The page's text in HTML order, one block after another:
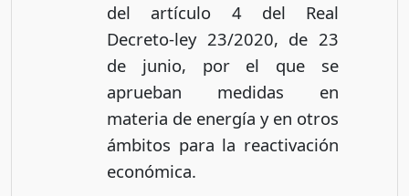
del artículo 4 del Real
Decreto-ley 23/2020, de 23
de junio, por el que se
aprueban medidas en
materia de energía y en otros
ámbitos para la reactivación
económica.